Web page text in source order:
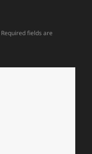
Required fields are